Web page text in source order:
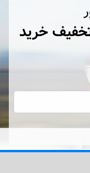
کد‌تخفیف خرید